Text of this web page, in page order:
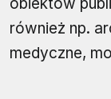
również np.
medyczne,